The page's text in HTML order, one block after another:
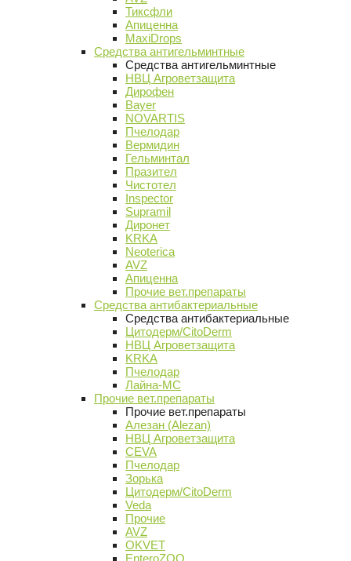
Тиксфли
Апиценна
MaxiDrops
Средства антигельминтные
Средства антигельминтные
НВЦ Агроветзащита
Дирофен
Bayer
NOVARTIS
Пчелодар
Вермидин
Гельминтал
Празител
Чистотел
Inspector
Supramil
Диронет
KRKA
Neoterica
AVZ
Апиценна
Прочие вет.препараты
Средства антибактериальные
Средства антибактериальные
Цитодерм/CitoDerm
НВЦ Агроветзащита
KRKA
Пчелодар
Лайна-МС
Прочие вет.препараты
Прочие вет.препараты
Алезан (Alezan)
НВЦ Агроветзащита
CEVA
Пчелодар
Зорька
Цитодерм/CitoDerm
Veda
Прочие
AVZ
OKVET
EnteroZOO